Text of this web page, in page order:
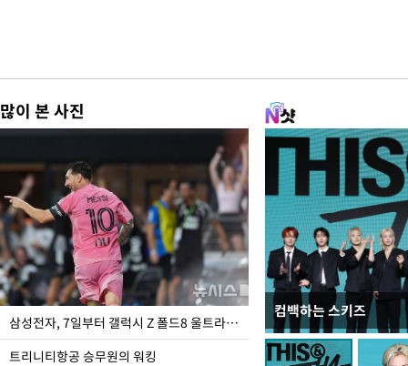
많이 본 사진
삼성전자, 7일부터 갤럭시 Z 폴드8 울트라·폴드8·플립8 출시
트리니티항공 승무원의 워킹
컴백하는 스키즈
오세훈 "용산어린이
어"